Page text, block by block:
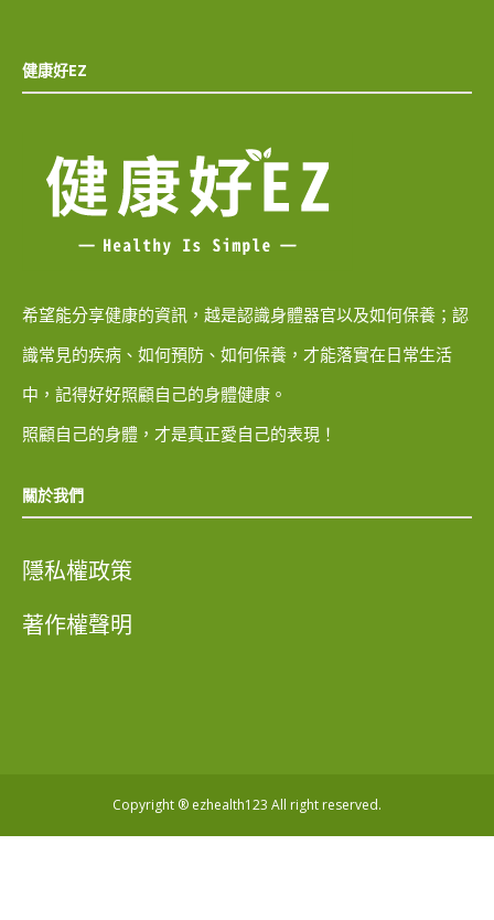
健康好EZ
希望能分享健康的資訊，越是認識身體器官以及如何保養；認
識常見的疾病、如何預防、如何保養，才能落實在日常生活
中，記得好好照顧自己的身體健康。
照顧自己的身體，才是真正愛自己的表現！
關於我們
隱私權政策
著作權聲明
Copyright ® ezhealth123 All right reserved.